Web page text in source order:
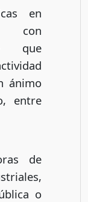
en
con
que
ánimo
entre
de
o